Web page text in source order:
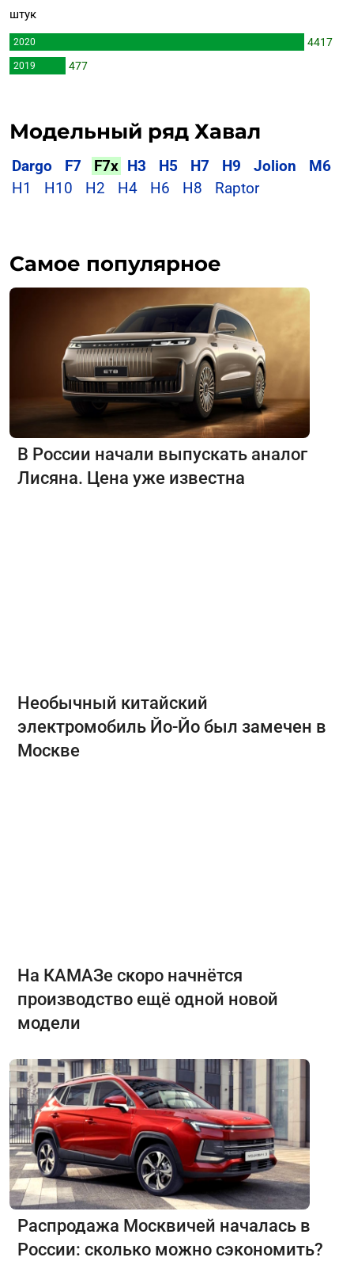
штук
2020 4417
2019 477
Модельный ряд Хавал
Dargo F7 F7x H3 H5 H7 H9 Jolion
M6
H1
H10 H2 H4 H6 H8 Raptor
Самое популярное
В России начали выпускать аналог
Лисяна. Цена уже известна
Необычный китайский
электромобиль Йо-Йо был замечен в
Москве
На КАМАЗе скоро начнётся
производство ещё одной новой
модели
Распродажа Москвичей началась в
России: сколько можно сэкономить?